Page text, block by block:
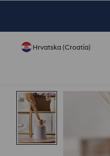
Hrvatska (Croatia)